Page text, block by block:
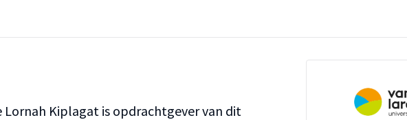
Lornah Kiplagat is opdrachtgever van dit